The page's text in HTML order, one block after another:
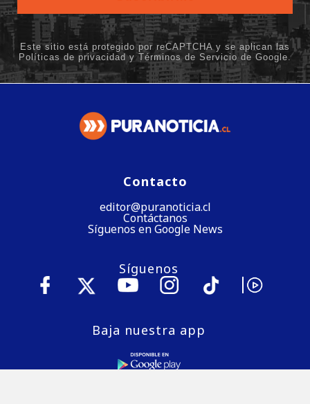
Contacto
editor@puranoticia.cl
Contáctanos
Síguenos en Google News
Síguenos
Baja nuestra app